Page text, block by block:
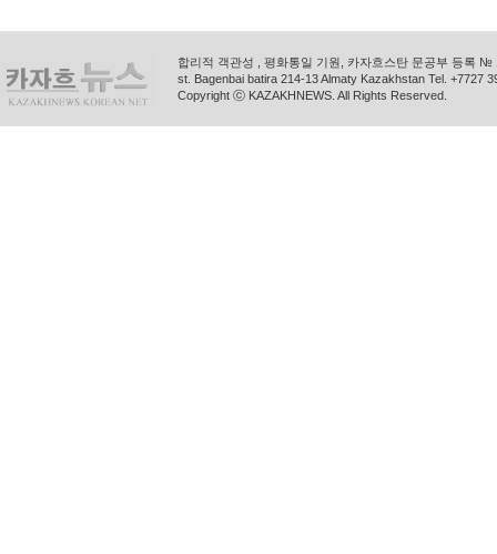
합리적 객관성 , 평화통일 기원, 카자흐스탄 문공부 등록
st. Bagenbai batira 214-13 Almaty Kazakhstan Tel. +7727
Copyright ⓒ KAZAKHNEWS. All Rights Reserved.